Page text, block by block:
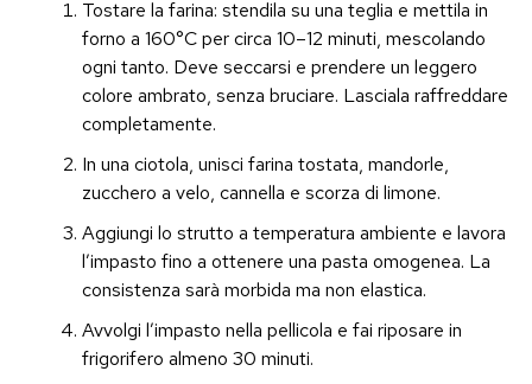
Tostare la farina: stendila su una teglia e mettila in
forno a 160°C per circa 10–12 minuti, mescolando
ogni tanto. Deve seccarsi e prendere un leggero
colore ambrato, senza bruciare. Lasciala raffreddare
completamente.
In una ciotola, unisci farina tostata, mandorle,
zucchero a velo, cannella e scorza di limone.
Aggiungi lo strutto a temperatura ambiente e lavora
l’impasto fino a ottenere una pasta omogenea. La
consistenza sarà morbida ma non elastica.
Avvolgi l’impasto nella pellicola e fai riposare in
frigorifero almeno 30 minuti.